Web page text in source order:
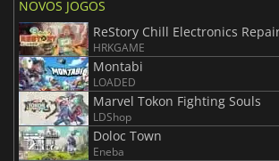
NOVOS JOGOS
ReStory Chill Electronics
HRKGAME
Montabi
LOADED
Marvel Tokon Fighting Souls
LDShop
Doloc Town
Eneba